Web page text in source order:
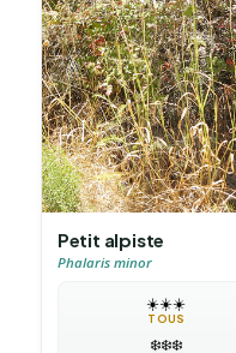
Petit alpiste
Phalaris minor
☀️☀️☀️
TOUS
❄️❄️❄️